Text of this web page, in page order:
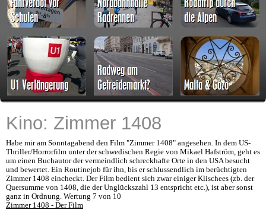
Kino: Zimmer 1408
Habe mir am Sonntagabend den Film "Zimmer 1408" angesehen. In dem US-
Thriller/Horrorfilm unter der schwedischen Regie von Mikael Hafström, geht es
um einen Buchautor der vermeindlich schreckhafte Orte in den USA besucht
und bewertet. Ein Routinejob für ihn, bis er schlussendlich im berüchtigten
Zimmer 1408 eincheckt. Der Film bedient sich zwar einiger Klischees (zb. der
Quersumme von 1408, die der Unglückszahl 13 entspricht etc.), ist aber sonst
ganz in Ordnung. Wertung 7 von 10
Zimmer 1408 - Der Film